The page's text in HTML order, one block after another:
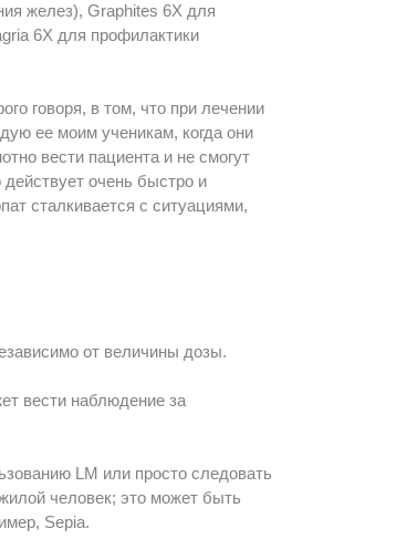
желез), Graphites 6Х для
6Х для профилактики
говоря, в том, что при лечении
ее моим ученикам, когда они
вести пациента и не смогут
действует очень быстро и
сталкивается с ситуациями,
от величины дозы.
вести наблюдение за
LM или просто следовать
человек; это может быть
Sepia.